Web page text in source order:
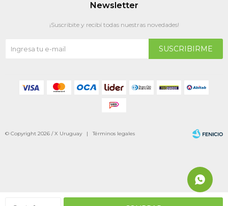
Newsletter
¡Suscribite y recibí todas nuestras novedades!
SUSCRIBIRME
© Copyright 2026 / X Uruguay |Términos legales